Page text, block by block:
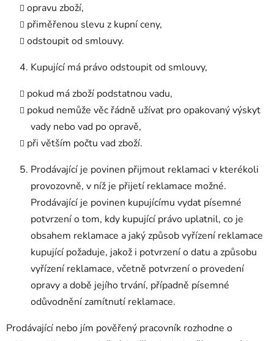
opravu zboží,
přiměřenou slevu z kupní ceny,
odstoupit od smlouvy.
Kupující má právo odstoupit od smlouvy,
pokud má zboží podstatnou vadu,
pokud nemůže věc řádně užívat pro opakovaný výskyt
vady nebo vad po opravě,
při větším počtu vad zboží.
Prodávající je povinen přijmout reklamaci v kterékoli
provozovně, v níž je přijetí reklamace možné.
Prodávající je povinen kupujícímu vydat písemné
potvrzení o tom, kdy kupující právo uplatnil, co je
obsahem reklamace a jaký způsob vyřízení reklamace
kupující požaduje, jakož i potvrzení o datu a způsobu
vyřízení reklamace, včetně potvrzení o provedení
opravy a době jejího trvání, případně písemné
odůvodnění zamítnutí reklamace.
Prodávající nebo jím pověřený pracovník rozhodne o